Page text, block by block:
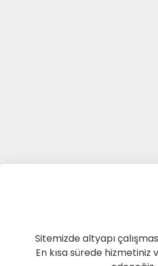
Sitemizde altyapı
En kısa sürede